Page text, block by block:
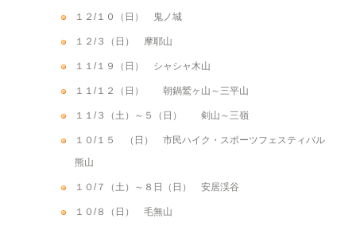
１２/１０（日） 鬼ノ城
１２/３（日） 摩耶山
１１/１９（日） シャシャ木山
１１/１２（日） 朝鍋鷲ヶ山～三平山
１１/３（土）～５（日） 剣山～三嶺
１０/１５ （日） 市民ハイク・スポーツフェスティバル
熊山
１０/７（土）～８日（日） 安居渓谷
１０/８（日） 毛無山